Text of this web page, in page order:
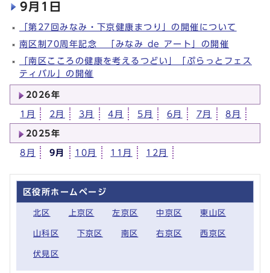
9月1日
「第27回みなみ・下京健康まつり」の開催について
南区制70周年記念 「みなみ de アート」の開催
「南区こころの健康を考えるつどい」「ぷらっとフェス
ティバル」の開催
2026年
1月 2月 3月 4月 5月 6月 7月 8月
2025年
8月 9月 10月 11月 12月
区役所ホームページ
北区 上京区 左京区 中京区 東山区
山科区 下京区 南区 右京区 西京区
伏見区